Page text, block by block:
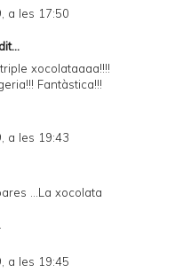
a les 17:50
xocolataaaa!!!!
Fantàstica!!!
a les 19:43
...La xocolata
a les 19:45